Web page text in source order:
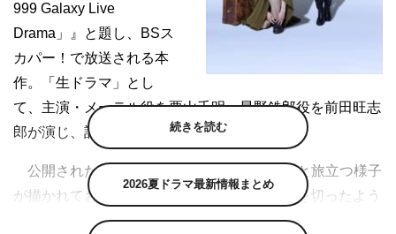
999 Galaxy Live
Drama」』と題し、BSス
カパー！で放送される本
作。「生ドラマ」とし
て、主演・メーテル役を栗山千明、星野鉄郎役を前田旺志
郎が演じ、記念すべき実写化に生放送で挑む。
公開されたPVでは、銀河鉄道999が宇宙へと旅立つ様子
が描かれており、生ドラマに向けてスタートを切ったよう
な映像になっている。
続きを読む
2026夏ドラマ最新情報まとめ